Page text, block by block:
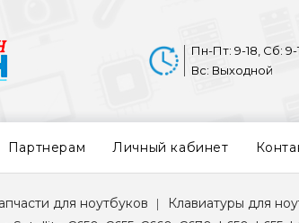
Пн-Пт: 9-18, Сб: 9-
Вс: Выходной
Партнерам Личный кабинет
для ноутбуков
Клавиатуры для